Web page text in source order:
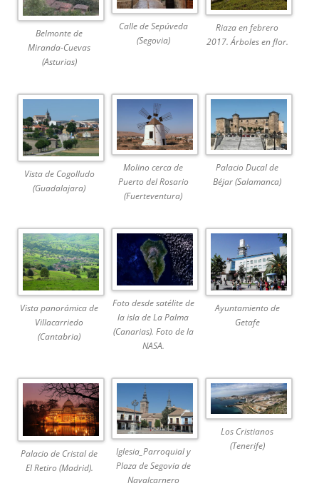
Belmonte de
Miranda-Cuevas
(Asturias)
Calle de Sepúveda
(Segovia)
Riaza en febrero
2017. Árboles en flor.
Vista de Cogolludo
(Guadalajara)
Molino cerca de
Puerto del Rosario
(Fuerteventura)
Palacio Ducal de
Béjar (Salamanca)
Vista panorámica de
Villacarriedo
(Cantabria)
Foto desde satélite de
la isla de La Palma
(Canarias). Foto de la
NASA.
Ayuntamiento de
Getafe
Palacio de Cristal de
El Retiro (Madrid).
Iglesia_Parroquial y
Plaza de Segovia de
Navalcarnero
Los Cristianos
(Tenerife)